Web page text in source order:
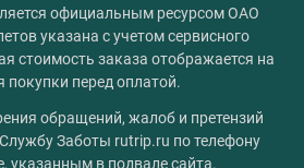
официальным ресурсом ОАО
указана с учетом сервисного
стоимость заказа отображается на
перед оплатой.
обращений, жалоб и претензий
Заботы rutrip.ru по телефону
указанным в подвале сайта.